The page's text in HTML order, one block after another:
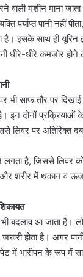
वाली मशीन माना
पर्याप्त पानी नहीं
है। इसके साथ ही
धीरे-धीरे कमजोर
भी साफ तौर पर
इन दोनों प्रक्रियाओं के
पर अतिरिक्त
लगता है, जिससे लिवर
शरीर में थकान व
भी बदलाव आ जाता
जरूरी होता है। अगर
में भारीपन के रूप में